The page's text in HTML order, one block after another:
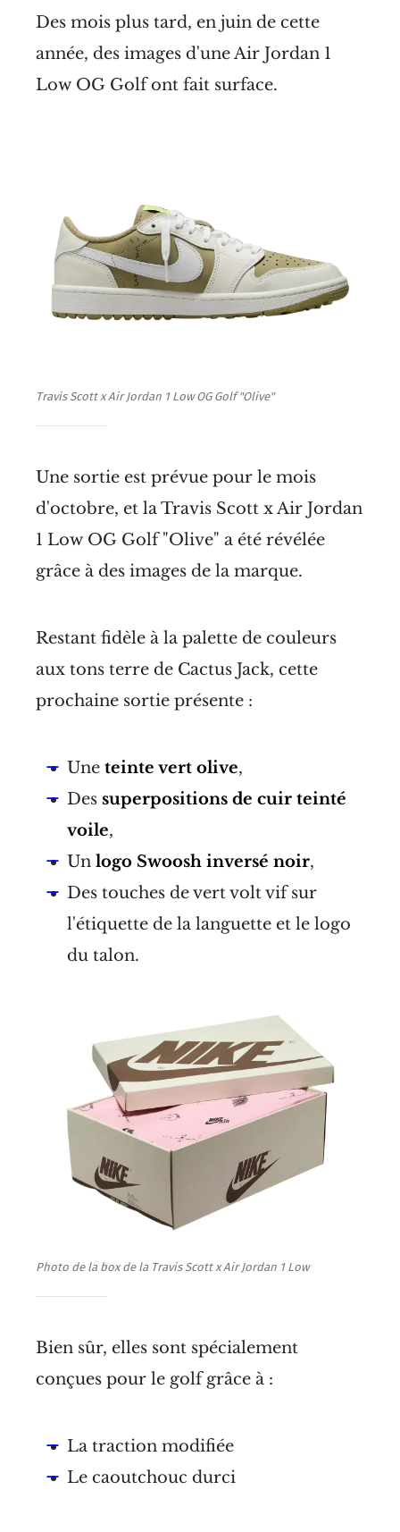
Des mois plus tard, en juin de cette
année, des images d'une Air Jordan 1
Low OG Golf ont fait surface.
Travis Scott x Air Jordan 1 Low OG Golf "Olive"
Une sortie est prévue pour le mois
d'octobre, et la Travis Scott x Air Jordan
1 Low OG Golf "Olive" a été révélée
grâce à des images de la marque.
Restant fidèle à la palette de couleurs
aux tons terre de Cactus Jack, cette
prochaine sortie présente :
Une teinte vert olive,
Des superpositions de cuir teinté
voile,
Un logo Swoosh inversé noir,
Des touches de vert volt vif sur
l'étiquette de la languette et le logo
du talon.
Photo de la box de la Travis Scott x Air Jordan 1 Low
Bien sûr, elles sont spécialement
conçues pour le golf grâce à :
La traction modifiée
Le caoutchouc durci